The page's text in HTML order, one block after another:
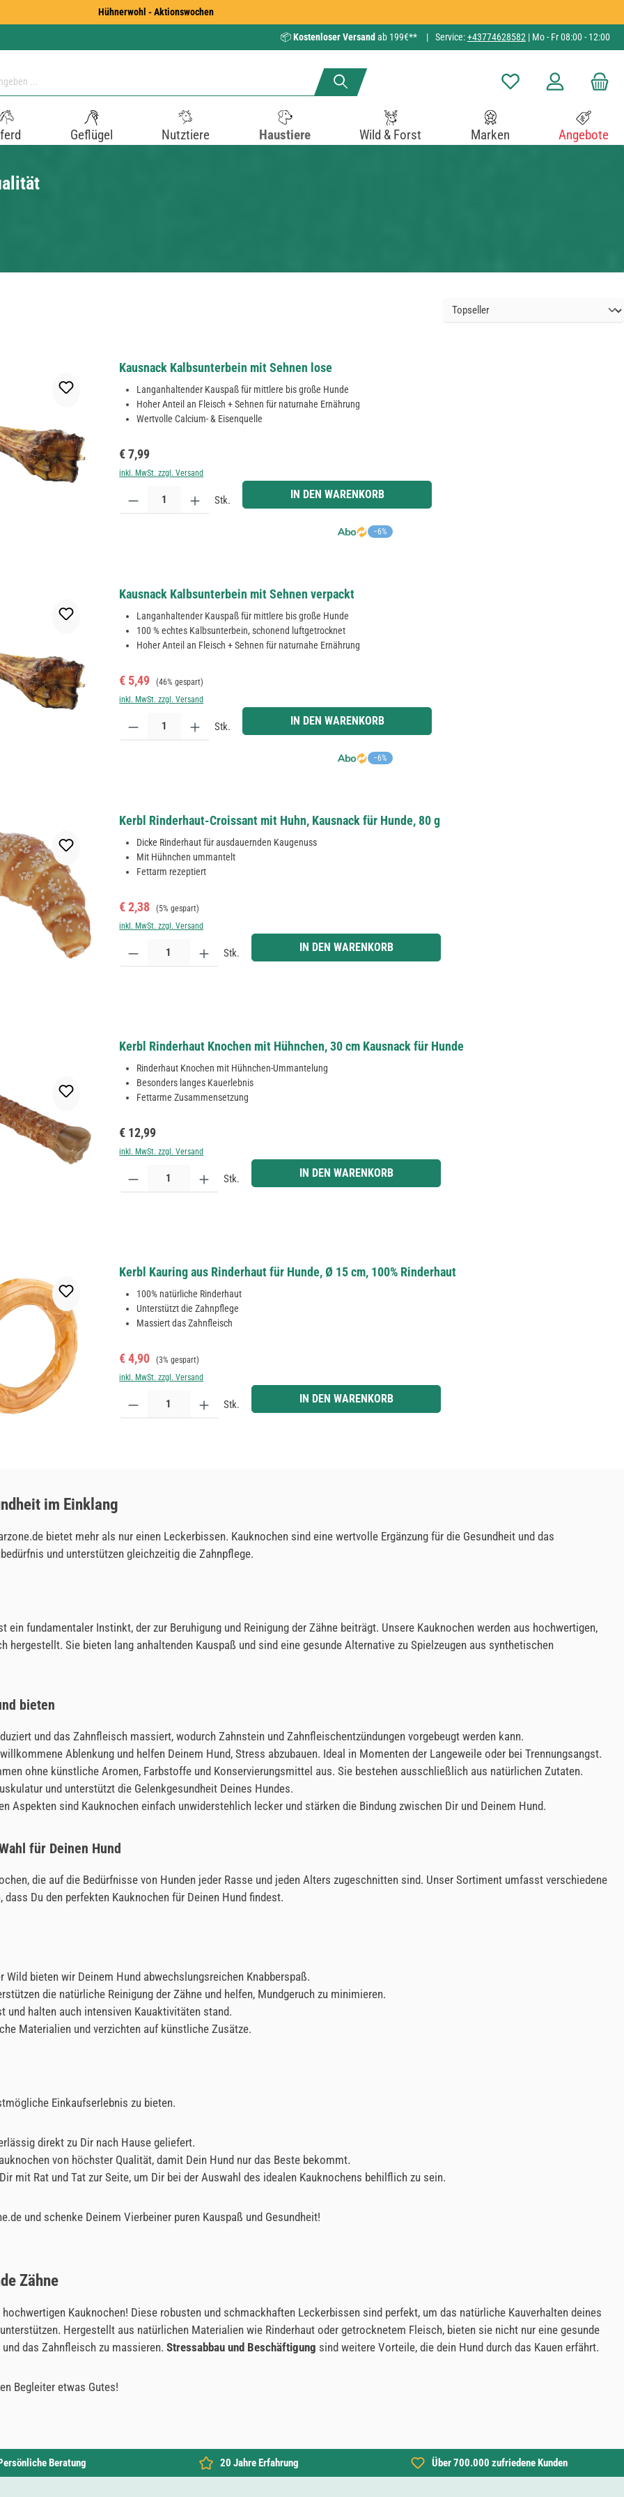
Hühnerwohl - Aktionswochen
📦Kostenloser Versand ab 199€** | Service:+43774628582 | Mo - Fr 08:00 - 12:00
Du hast 0 Produkte auf
Geflügel Nutztiere Haustiere Wild & Forst Marken Angebote
Kausnack Kalbsunterbein mit Sehnen lose
Langanhaltender Kauspaß für mittlere bis große Hunde
Hoher Anteil an Fleisch + Sehnen für naturnahe Ernährung
Wertvolle Calcium- & Eisenquelle
Regulärer Preis:
€ 7,99
inkl. MwSt. zzgl. Versand
−6%
Produkt Anzahl: Gib den gewünschten Wert ein oder benutze die Schaltflächen um die Anzahl zu erhöhen oder zu reduzieren.
Stk. IN DEN WARENKORB
Kausnack Kalbsunterbein mit Sehnen verpackt
Langanhaltender Kauspaß für mittlere bis große Hunde
100 % echtes Kalbsunterbein, schonend luftgetrocknet
Hoher Anteil an Fleisch + Sehnen für naturnahe Ernährung
Verkaufspreis:
€ 5,49 Regulärer Preis:
(46% gespart)
inkl. MwSt. zzgl. Versand
−6%
Produkt Anzahl: Gib den gewünschten Wert ein oder benutze die Schaltflächen um die Anzahl zu erhöhen oder zu reduzieren.
Stk. IN DEN WARENKORB
Kerbl Rinderhaut-Croissant mit Huhn, Kausnack für Hunde, 80 g
Dicke Rinderhaut für ausdauernden Kaugenuss
Mit Hühnchen ummantelt
Fettarm rezeptiert
Verkaufspreis:
€ 2,38 Regulärer Preis:
(5% gespart)
inkl. MwSt. zzgl. Versand
Produkt Anzahl: Gib den gewünschten Wert ein oder benutze die Schaltflächen um die Anzahl zu erhöhen oder zu reduzieren.
Stk. IN DEN WARENKORB
Kerbl Rinderhaut Knochen mit Hühnchen, 30 cm Kausnack für Hunde
Rinderhaut Knochen mit Hühnchen-Ummantelung
Besonders langes Kauerlebnis
Fettarme Zusammensetzung
Regulärer Preis:
€ 12,99
inkl. MwSt. zzgl. Versand
Produkt Anzahl: Gib den gewünschten Wert ein oder benutze die Schaltflächen um die Anzahl zu erhöhen oder zu reduzieren.
Stk. IN DEN WARENKORB
Kerbl Kauring aus Rinderhaut für Hunde, Ø 15 cm, 100% Rinderhaut
100% natürliche Rinderhaut
Unterstützt die Zahnpflege
Massiert das Zahnfleisch
Verkaufspreis:
€ 4,90 Regulärer Preis:
(3% gespart)
inkl. MwSt. zzgl. Versand
Produkt Anzahl: Gib den gewünschten Wert ein oder benutze die Schaltflächen um die Anzahl zu erhöhen oder zu reduzieren.
Stk. IN DEN WARENKORB
im Einklang
bietet mehr als nur einen Leckerbissen. Kauknochen sind eine wertvolle Ergänzung für die Gesundheit und das
und unterstützen gleichzeitig die Zahnpflege.
fundamentaler Instinkt, der zur Beruhigung und Reinigung der Zähne beiträgt. Unsere Kauknochen werden aus hochwertigen,
hergestellt. Sie bieten lang anhaltenden Kauspaß und sind eine gesunde Alternative zu Spielzeugen aus synthetischen
bieten
und das Zahnfleisch massiert, wodurch Zahnstein und Zahnfleischentzündungen vorgebeugt werden kann.
Ablenkung und helfen Deinem Hund, Stress abzubauen. Ideal in Momenten der Langeweile oder bei Trennungsangst.
ohne künstliche Aromen, Farbstoffe und Konservierungsmittel aus. Sie bestehen ausschließlich aus natürlichen Zutaten.
und unterstützt die Gelenkgesundheit Deines Hundes.
Aspekten sind Kauknochen einfach unwiderstehlich lecker und stärken die Bindung zwischen Dir und Deinem Hund.
für Deinen Hund
die auf die Bedürfnisse von Hunden jeder Rasse und jeden Alters zugeschnitten sind. Unser Sortiment umfasst verschiedene
Du den perfekten Kauknochen für Deinen Hund findest.
bieten wir Deinem Hund abwechslungsreichen Knabberspaß.
die natürliche Reinigung der Zähne und helfen, Mundgeruch zu minimieren.
halten auch intensiven Kauaktivitäten stand.
Materialien und verzichten auf künstliche Zusätze.
Einkaufserlebnis zu bieten.
direkt zu Dir nach Hause geliefert.
von höchster Qualität, damit Dein Hund nur das Beste bekommt.
mit Rat und Tat zur Seite, um Dir bei der Auswahl des idealen Kauknochens behilflich zu sein.
und schenke Deinem Vierbeiner puren Kauspaß und Gesundheit!
Zähne
Kauknochen! Diese robusten und schmackhaften Leckerbissen sind perfekt, um das natürliche Kauverhalten deines
Hergestellt aus natürlichen Materialien wie Rinderhaut oder getrocknetem Fleisch, bieten sie nicht nur eine gesunde
das Zahnfleisch zu massieren. Stressabbau und Beschäftigung sind weitere Vorteile, die dein Hund durch das Kauen erfährt.
Begleiter etwas Gutes!
Beratung 20 Jahre Erfahrung Über 700.000 zufriedene Kunden